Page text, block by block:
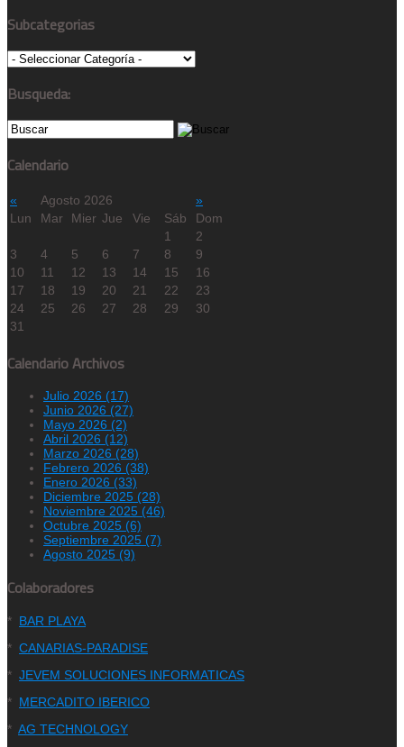
Subcategorias
Busqueda:
Calendario
« Agosto 2026
»
Lun
Mar Mier Jue Vie Sáb
Dom
1
2
3
4 5 6 7 8
9
10
11 12 13 14 15
16
17
18 19 20 21 22
23
24
25 26 27 28 29
30
31
Calendario Archivos
Julio 2026 (17)
Junio 2026 (27)
Mayo 2026 (2)
Abril 2026 (12)
Marzo 2026 (28)
Febrero 2026 (38)
Enero 2026 (33)
Diciembre 2025 (28)
Noviembre 2025 (46)
Octubre 2025 (6)
Septiembre 2025 (7)
Agosto 2025 (9)
Colaboradores
* BAR PLAYA
* CANARIAS-PARADISE
* JEVEM SOLUCIONES INFORMATICAS
* MERCADITO IBERICO
* AG TECHNOLOGY